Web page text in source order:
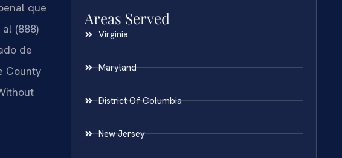
que
(888)
de
County
Areas Served
Virginia
Maryland
District Of Columbia
New Jersey